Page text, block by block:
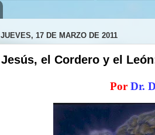
JUEVES, 17 DE MARZO DE 2011
Jesús, el Cordero y el
Por Dr.